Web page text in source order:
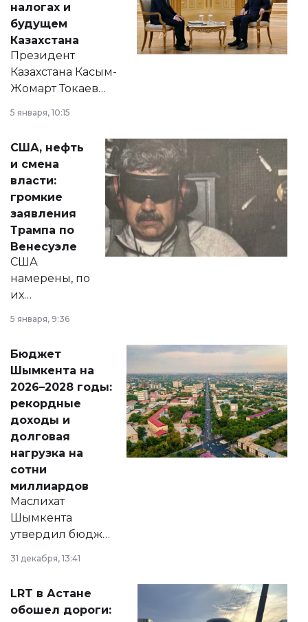
налогах и
будущем
Казахстана
Президент
Казахстана Касым-
Жомарт Токаев
сразу несколько
актуальных тем —
от слухов о
политических
реформах до
вопросов армии,
экономики и
личного здоровья.
5 января, 10:15
США, нефть
и смена
власти:
громкие
заявления
Трампа по
Венесуэле
США
намерены, по
их
принести
народу
Венесуэлы.
5 января, 9:36
Бюджет
Шымкента на
2026–2028 годы:
рекордные
доходы и
долговая
нагрузка на
сотни
миллиардов
Маслихат
Шымкента
утвердил бюджет
города на 2026–
2028 годы.
документ
появился в базе
31 декабря, 13:41
LRT в Астане
обошел дороги: